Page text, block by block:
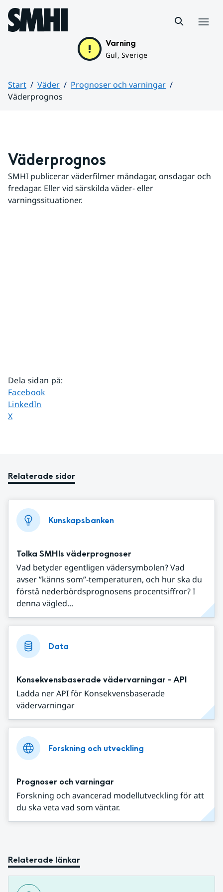
Hoppa till sidans innehåll
Varning
Gul, Sverige
Start Väder
Prognoser och varningar
Väderprognos
Väderprognos
SMHI publicerar väderfilmer måndagar, onsdagar och
fredagar. Eller vid särskilda väder- eller
varningssituationer.
Dela sidan på:
Dela sidan på
Facebook
Dela sidan på
LinkedIn
Dela sidan på
X
Relaterade sidor
Kunskapsbanken
Tolka SMHIs väderprognoser
Vad betyder egentligen vädersymbolen? Vad
avser ”känns som”-temperaturen, och hur ska du
förstå nederbördsprognosens procentsiffror? I
denna vägled...
Data
Konsekvensbaserade vädervarningar - API
Ladda ner API för Konsekvensbaserade
vädervarningar
Forskning och utveckling
Prognoser och varningar
Forskning och avancerad modellutveckling för att
du ska veta vad som väntar.
Relaterade länkar